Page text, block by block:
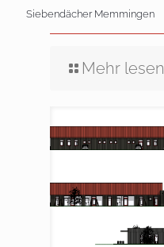
Siebendächer Memmingen
Mehr lesen